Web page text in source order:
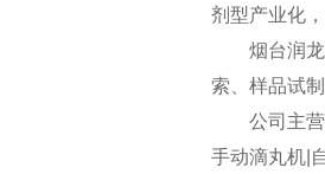
剂型产业化
烟台润龙制
索、样品试
公司主营产
手动滴丸机|